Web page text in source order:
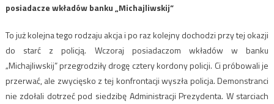
posiadacze wkładów banku „Michajliwskij”
To już kolejna tego rodzaju akcja i po raz kolejny dochodzi przy tej okazji
do starć z policją. Wczoraj posiadaczom wkładów w banku
„Michajliwskij” przegrodziły drogę cztery kordony policji. Ci próbowali je
przerwać, ale zwycięsko z tej konfrontacji wyszła policja. Demonstranci
nie zdołali dotrzeć pod siedzibę Administracji Prezydenta. W starciach